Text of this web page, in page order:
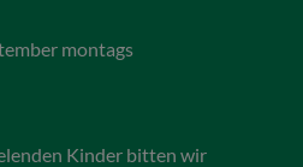
montags
Kinder bitten wir